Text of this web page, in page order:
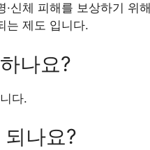
신체 피해를 보상하기 위해
는 제도 입니다.
나요?
다.
나요?